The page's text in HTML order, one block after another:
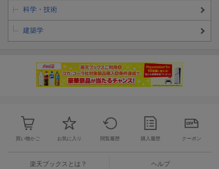
科学・技術
建築学
買い物かご お気に入り 閲覧履歴 購入履歴 クーポン
楽天ブックスとは？ ヘルプ